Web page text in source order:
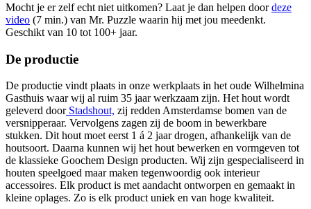
Mocht je er zelf echt niet uitkomen? Laat je dan helpen doordeze
video (7 min.) van Mr. Puzzle waarin hij met jou meedenkt.
Geschikt van 10 tot 100+ jaar.
De productie
De productie vindt plaats in onze werkplaats in het oude Wilhelmina
Gasthuis waar wij al ruim 35 jaar werkzaam zijn. Het hout wordt
geleverd door Stadshout, zij redden Amsterdamse bomen van de
versnipperaar. Vervolgens zagen zij de boom in bewerkbare
stukken. Dit hout moet eerst 1 á 2 jaar drogen, afhankelijk van de
houtsoort. Daarna kunnen wij het hout bewerken en vormgeven tot
de klassieke Goochem Design producten. Wij zijn gespecialiseerd in
houten speelgoed maar maken tegenwoordig ook interieur
accessoires. Elk product is met aandacht ontworpen en gemaakt in
kleine oplages. Zo is elk product uniek en van hoge kwaliteit.